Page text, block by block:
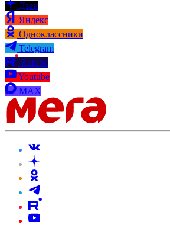
Дзен
Яндекс
Одноклассники
Telegram
Rutube
Youtube
MAX